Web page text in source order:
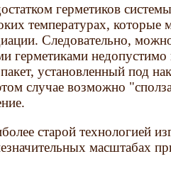
герметиков
температурах, которые
Следовательно,
герметиками недопустимо
установленный под
случае возможно
старой технологией
масштабах